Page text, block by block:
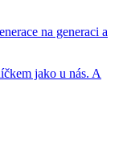
na generaci a
jako u nás. A